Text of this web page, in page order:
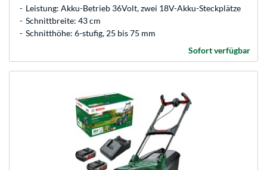
Leistung: Akku-Betrieb 36Volt, zwei 18V-Akku-Steckplätze
Schnittbreite: 43 cm
Schnitthöhe: 6-stufig, 25 bis 75 mm
Sofort verfügbar